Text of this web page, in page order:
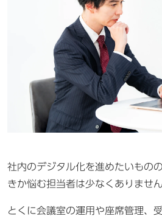
社内のデジタル化を進めたいもの
きか悩む担当者は少なくありません
とくに会議室の運用や座席管理、